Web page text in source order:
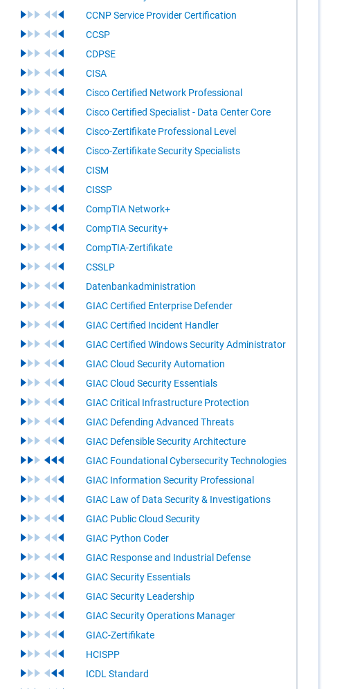
CCNP Service Provider Certification
CCSP
CDPSE
CISA
Cisco Certified Network Professional
Cisco Certified Specialist - Data Center Core
Cisco-Zertifikate Professional Level
Cisco-Zertifikate Security Specialists
CISM
CISSP
CompTIA Network+
CompTIA Security+
CompTIA-Zertifikate
CSSLP
Datenbankadministration
GIAC Certified Enterprise Defender
GIAC Certified Incident Handler
GIAC Certified Windows Security Administrator
GIAC Cloud Security Automation
GIAC Cloud Security Essentials
GIAC Critical Infrastructure Protection
GIAC Defending Advanced Threats
GIAC Defensible Security Architecture
GIAC Foundational Cybersecurity Technologies
GIAC Information Security Professional
GIAC Law of Data Security & Investigations
GIAC Public Cloud Security
GIAC Python Coder
GIAC Response and Industrial Defense
GIAC Security Essentials
GIAC Security Leadership
GIAC Security Operations Manager
GIAC-Zertifikate
HCISPP
ICDL Standard